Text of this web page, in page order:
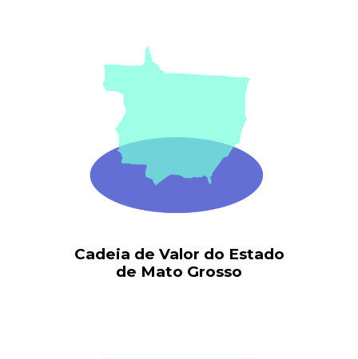
Cadeia de Valor do Estado
de Mato Grosso